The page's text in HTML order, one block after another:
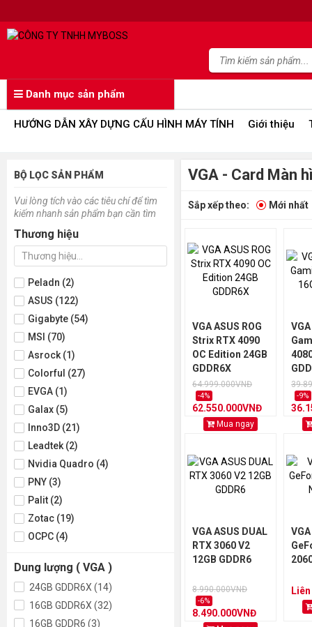
Danh mục sản phẩm
HƯỚNG DẪN XÂY DỰNG CẤU HÌNH MÁY TÍNH Giới thiệu
BỘ LỌC SẢN PHẨM
Vui lòng tích vào các tiêu chí để tìm
kiếm nhanh sản phẩm bạn cần tìm
Thương hiệu
Peladn (2)
ASUS (122)
Gigabyte (54)
MSI (70)
Asrock (1)
Colorful (27)
EVGA (1)
Galax (5)
Inno3D (21)
Leadtek (2)
Nvidia Quadro (4)
PNY (3)
Palit (2)
Zotac (19)
OCPC (4)
Dung lượng ( VGA )
24GB GDDR6X (14)
16GB GDDR6X (32)
16GB GDDR6 (3)
VGA - Card Màn
Sắp xếp theo: Mới nhất
VGA ASUS ROG
Strix RTX 4090
OC Edition 24GB
GDDR6X
64.999.000VNĐ
-4%
62.550.000VNĐ
Mua ngay
-9%
VGA ASUS DUAL
RTX 3060 V2
12GB GDDR6
8.990.000VNĐ
-6%
8.490.000VNĐ